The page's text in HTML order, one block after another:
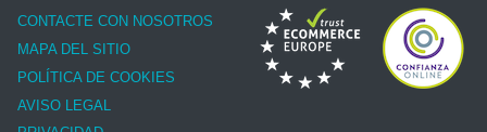
CONTACTE CON NOSOTROS
MAPA DEL SITIO
POLÍTICA DE COOKIES
AVISO LEGAL